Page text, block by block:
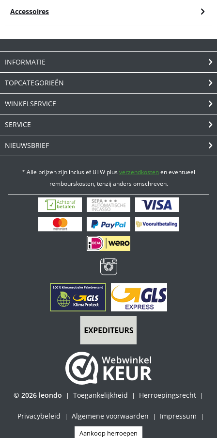
Accessoires
INFORMATIE
TOPCATEGORIEËN
WINKELSERVICE
SERVICE
NIEUWSBRIEF
* Alle prijzen zijn inclusief BTW plusverzendkostenen eventueel
rembourskosten, tenzij anders omschreven.
© 2026 leondo | Toegankelijkheid | Herroepingsrecht |
Privacybeleid | Algemene voorwaarden | Impressum
|
Aankoop herroepen